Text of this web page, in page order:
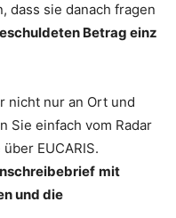
dass sie danach fragen
Betrag einz
nicht nur an Ort und
Sie einfach vom Radar
EUCARIS.
mit
und die